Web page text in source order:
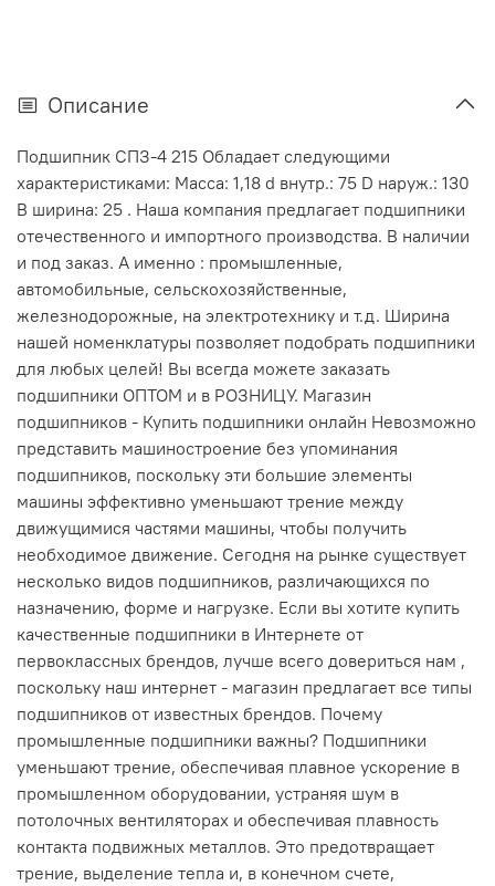
Описание
Подшипник СПЗ-4 215 Обладает следующими
характеристиками: Масса: 1,18 d внутр.: 75 D наруж.: 130
В ширина: 25 . Наша компания предлагает подшипники
отечественного и импортного производства. В наличии
и под заказ. А именно : промышленные,
автомобильные, сельскохозяйственные,
железнодорожные, на электротехнику и т.д. Ширина
нашей номенклатуры позволяет подобрать подшипники
для любых целей! Вы всегда можете заказать
подшипники ОПТОМ и в РОЗНИЦУ. Магазин
подшипников - Купить подшипники онлайн Невозможно
представить машиностроение без упоминания
подшипников, поскольку эти большие элементы
машины эффективно уменьшают трение между
движущимися частями машины, чтобы получить
необходимое движение. Сегодня на рынке существует
несколько видов подшипников, различающихся по
назначению, форме и нагрузке. Если вы хотите купить
качественные подшипники в Интернете от
первоклассных брендов, лучше всего довериться нам ,
поскольку наш интернет - магазин предлагает все типы
подшипников от известных брендов. Почему
промышленные подшипники важны? Подшипники
уменьшают трение, обеспечивая плавное ускорение в
промышленном оборудовании, устраняя шум в
потолочных вентиляторах и обеспечивая плавность
контакта подвижных металлов. Это предотвращает
трение, выделение тепла и, в конечном счете,